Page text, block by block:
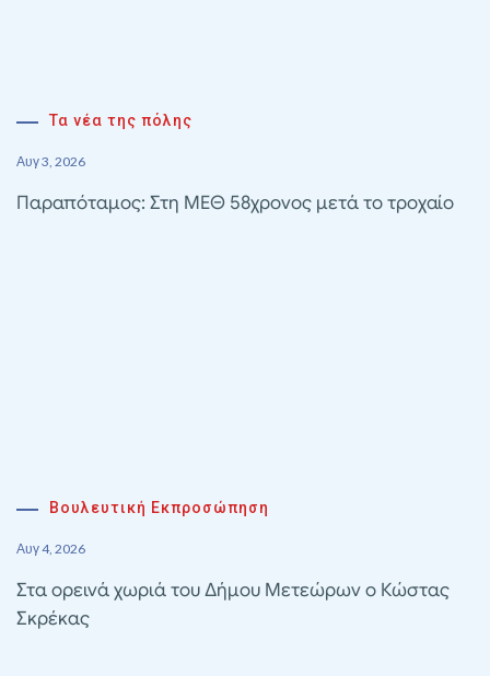
Τα νέα της πόλης
Αυγ 3, 2026
Παραπόταμος: Στη ΜΕΘ 58χρονος μετά το τροχαίο
Βουλευτική Εκπροσώπηση
Αυγ 4, 2026
Στα ορεινά χωριά του Δήμου Μετεώρων ο Κώστας
Σκρέκας